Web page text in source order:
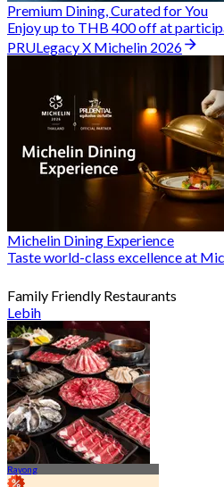
Premium Dining, Curated for You
PRULegacy X Michelin 2026
Michelin Dining Experience
Family Friendly Restaurants
Lebih
Rayong